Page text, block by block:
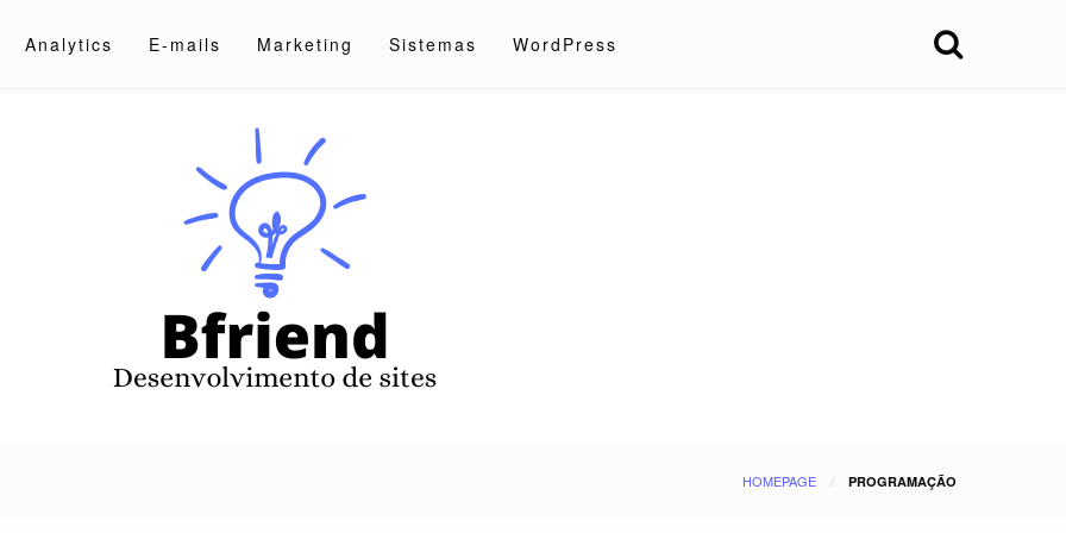
Analytics E-mails Marketing Sistemas WordPress
HOMEPAGE PROGRAMAÇÃO